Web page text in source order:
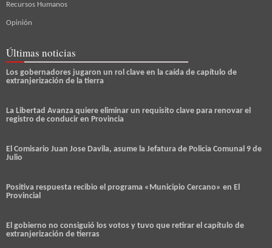
Recursos Humanos
Opinión
Últimas noticias
Los gobernadores jugaron un rol clave en la caída de capítulo de
extranjerización de la tierra
La Libertad Avanza quiere eliminar un requisito clave para renovar el
registro de conducir en Provincia
El Comisario Juan Jose Davila, asume la Jefatura de Policia Comunal 9 de
Julio
Positiva respuesta recibio el programa «Municipio Cercano» en El
Provincial
El gobierno no consiguió los votos y tuvo que retirar el capítulo de
extranjerización de tierras